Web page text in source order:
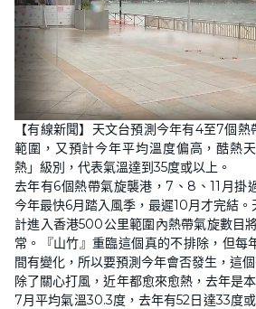
U
n
m
u
t
e
L
o
a
d
e
d
:
2
7
.
5
2
%
【有線新聞】天文台預測今年有4至7個
範圍，又預計今年平均溫度偏高，酷熱
熱」級別，代表氣溫達到35度或以上。
去年有6個熱帶氣旋襲港，7、8、11月掛
今年最快6月踏入風季，最遲10月才完結
計進入香港500公里範圍內熱帶氣旋數目
常。『山竹』重臨這個真的不排除，但每
間有變化，所以要預測今年會否發生，這個
除了關心打風，近年都愈來愈熱，去年是
7月平均氣溫30.3度，去年有52日達33度